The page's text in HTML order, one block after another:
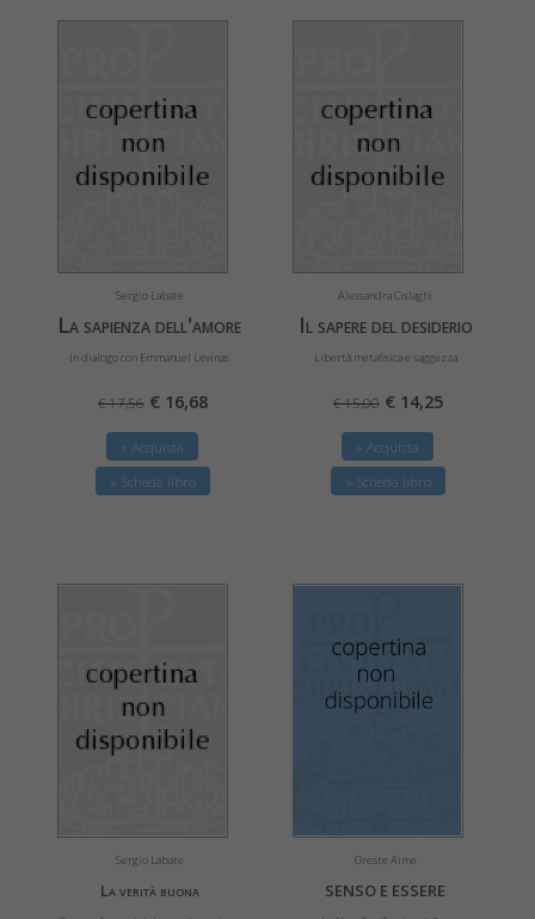
Sergio Labate
La sapienza dell'amore
In dialogo con Emmanuel Levinas
€ 17,56 € 16,68
» Acquista
» Scheda libro
Alessandra Cislaghi
Il sapere del desiderio
Libertà metafisica e saggezza
€ 15,00 € 14,25
» Acquista
» Scheda libro
Sergio Labate
La verità buona
Oreste Aime
SENSO E ESSERE